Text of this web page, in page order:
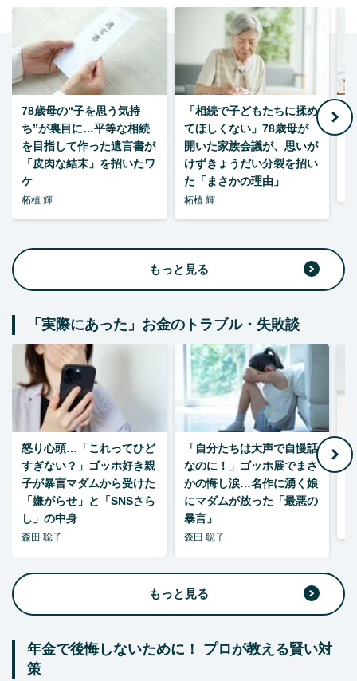
78歳母の“子を思う気持
ち”が裏目に…平等な相続
を目指して作った遺言書が
「皮肉な結末」を招いたワ
ケ
柘植 輝
「相続で子どもたちに揉め
てほしくない」78歳母が
開いた家族会議が、思いが
けずきょうだい分裂を招い
た「まさかの理由」
柘植 輝
もっと見る
「実際にあった」お金のトラブル・失敗談
怒り心頭…「これってひど
すぎない？」ゴッホ好き親
子が暴言マダムから受けた
「嫌がらせ」と「SNSさら
し」の中身
森田 聡子
「自分たちは大声で自慢話
なのに！」ゴッホ展でまさ
かの悔し涙…名作に湧く娘
にマダムが放った「最悪の
暴言」
森田 聡子
もっと見る
年金で後悔しないために！ プロが教える賢い対
策